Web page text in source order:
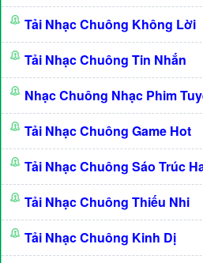
Tải Nhạc Chuông Không Lời
Tải Nhạc Chuông Tin Nhắn
Nhạc Chuông Nhạc Phim
Tải Nhạc Chuông Game Hot
Tải Nhạc Chuông Sáo Trúc
Tải Nhạc Chuông Thiếu Nhi
Tải Nhạc Chuông Kinh Dị